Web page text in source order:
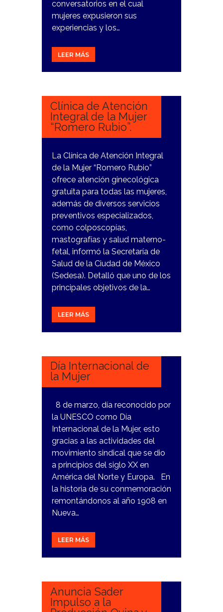
conversatorios en el cual
mujeres expusieron sus
experiencias y los…
LEER MÁS
8
Clínica de Atención
Integral de la Mujer
“Romero Rubio”.
La Clínica de Atención Integral
de la Mujer “Romero Rubio”
ofrece atención ginecológica
gratuita para todas las mujeres,
además de diversos servicios
preventivos especializados,
como colposcopías,
mastografías y salud materno-
fetal, informó la Secretaría de
Salud de la Ciudad de México
(Sedesa). Detalló que uno de los
principales objetivos de la…
LEER MÁS
8
Día Internacional de
la Mujer
8 de marzo, día reconocido por
la UNESCO como Día
Internacional de la Mujer, esto
gracias a las actividades del
movimiento sindical que se dio
a principios del siglo XX en
América del Norte y Europa. En
la historia de su conmemoración
remontándonos al año 1908 en
Nueva…
LEER MÁS
11
Anuncia Sader
Impulso a la